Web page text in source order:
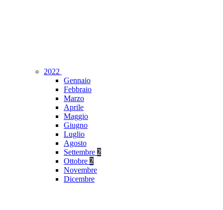
2022
Gennaio
Febbraio
Marzo
Aprile
Maggio
Giugno
Luglio
Agosto
Settembre 2
Ottobre 2
Novembre
Dicembre